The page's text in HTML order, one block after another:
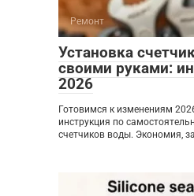
Ремонт
Установка
своими руками:
2026
Готовимся к изменениям
инструкция по
счетчиков воды. Экономия,